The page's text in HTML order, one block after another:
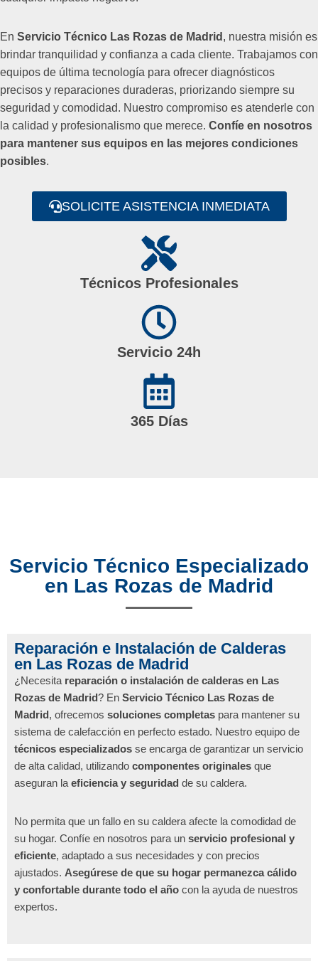
En Servicio Técnico Las Rozas de Madrid , nuestra misión es
brindar tranquilidad y confianza a cada cliente. Trabajamos con
equipos de última tecnología para ofrecer diagnósticos
precisos y reparaciones duraderas, priorizando siempre su
seguridad y comodidad. Nuestro compromiso es atenderle con
la calidad y profesionalismo que merece. Confíe en nosotros
para mantener sus equipos en las mejores condiciones
posibles.
SOLICITE ASISTENCIA INMEDIATA
Técnicos Profesionales
Servicio 24h
365 Días
Servicio Técnico Especializado
en Las Rozas de Madrid
Reparación e Instalación de Calderas
en Las Rozas de Madrid
¿Necesita reparación o instalación de calderas en Las
Rozas de Madrid? En Servicio Técnico Las Rozas de
Madrid, ofrecemos soluciones completas para mantener su
sistema de calefacción en perfecto estado. Nuestro equipo de
técnicos especializados se encarga de garantizar un servicio
de alta calidad, utilizando componentes originales que
aseguran la eficiencia y seguridad de su caldera.
No permita que un fallo en su caldera afecte la comodidad de
su hogar. Confíe en nosotros para un servicio profesional y
eficiente, adaptado a sus necesidades y con precios
ajustados. Asegúrese de que su hogar permanezca cálido
y confortable durante todo el año con la ayuda de nuestros
expertos.